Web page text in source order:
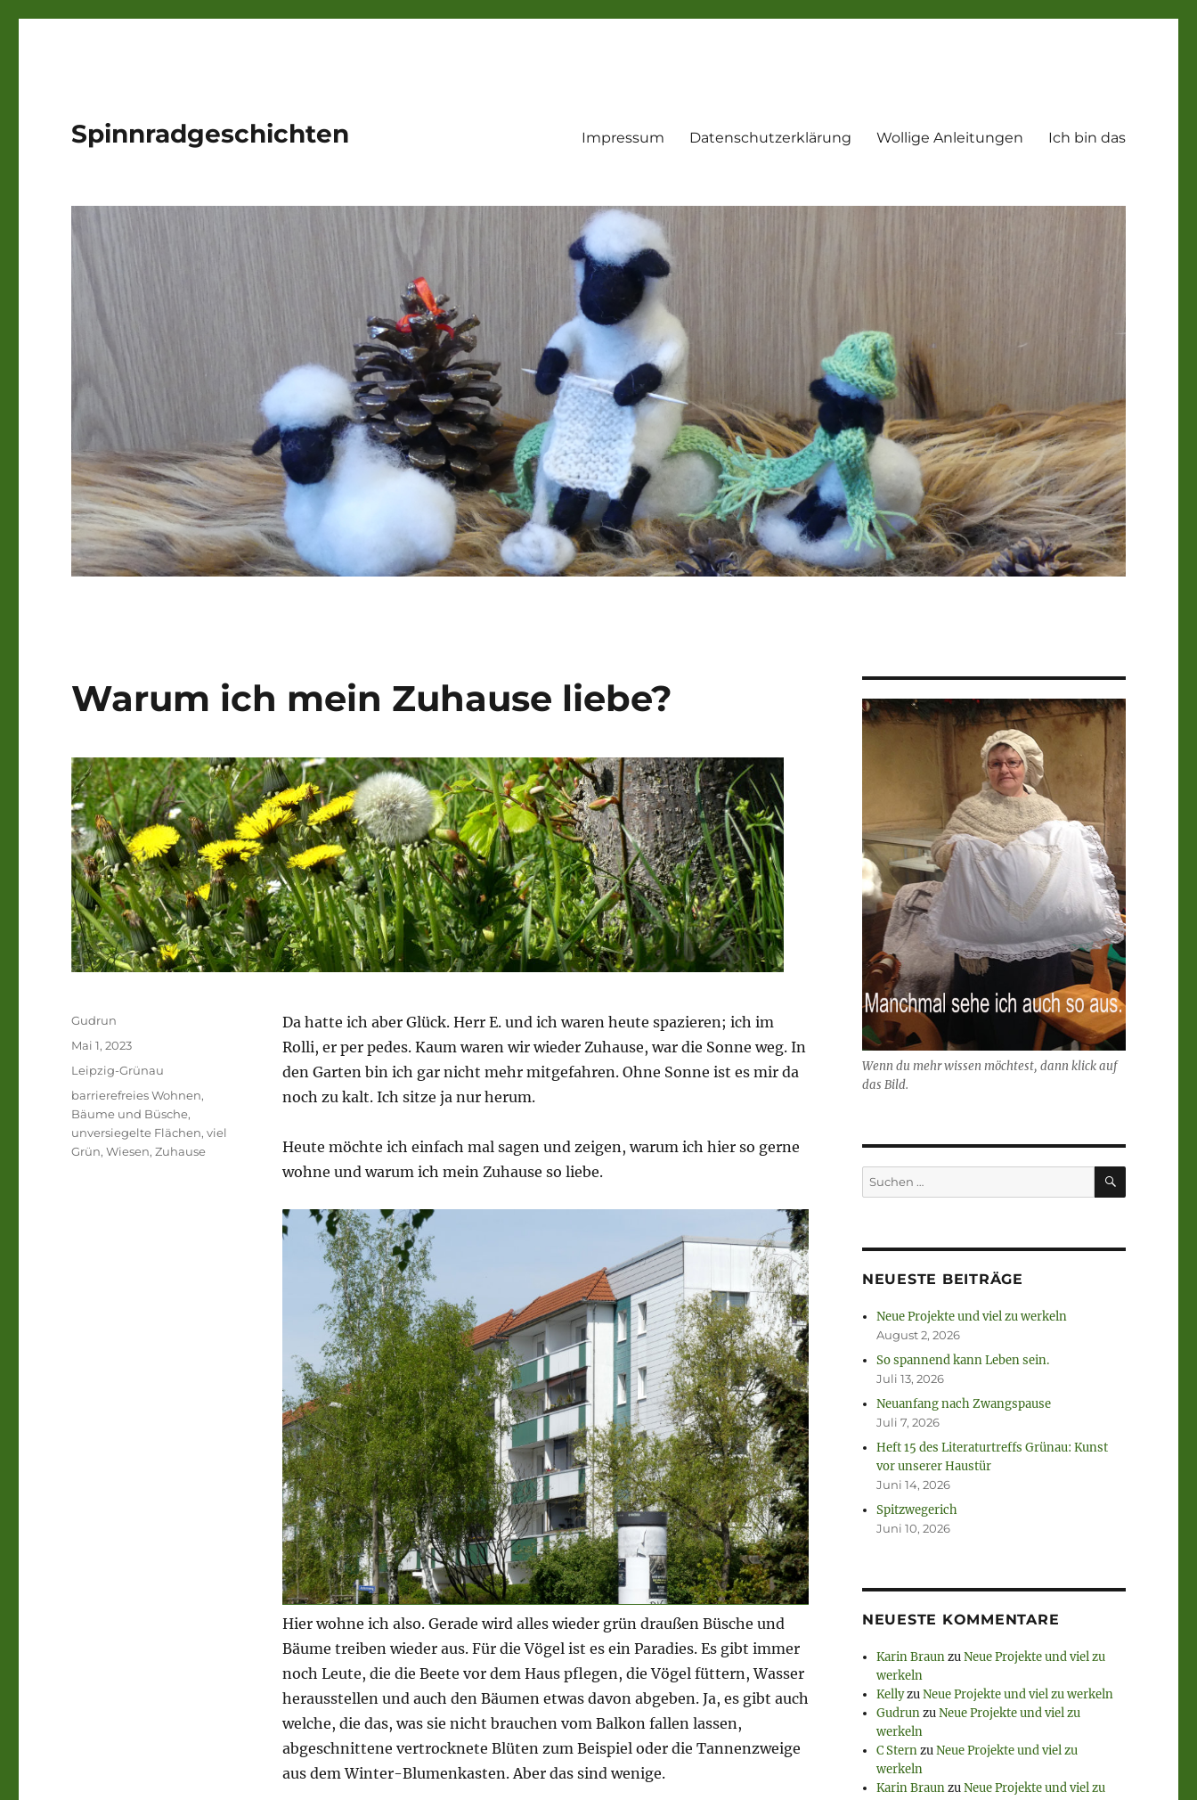
Spinnradgeschichten Impressum Datenschutzerklärung Wollige Anleitungen Ich bin das
Warum ich mein Zuhause liebe?
Da hatte ich aber Glück. Herr E. und ich waren heute spazieren; ich im
Rolli, er per pedes. Kaum waren wir wieder Zuhause, war die Sonne weg. In
den Garten bin ich gar nicht mehr mitgefahren. Ohne Sonne ist es mir da
noch zu kalt. Ich sitze ja nur herum.
Heute möchte ich einfach mal sagen und zeigen, warum ich hier so gerne
wohne und warum ich mein Zuhause so liebe.
Hier wohne ich also. Gerade wird alles wieder grün draußen Büsche und
Bäume treiben wieder aus. Für die Vögel ist es ein Paradies. Es gibt immer
noch Leute, die die Beete vor dem Haus pflegen, die Vögel füttern, Wasser
herausstellen und auch den Bäumen etwas davon abgeben. Ja, es gibt auch
welche, die das, was sie nicht brauchen vom Balkon fallen lassen,
abgeschnittene vertrocknete Blüten zum Beispiel oder die Tannenzweige
aus dem Winter-Blumenkasten. Aber das sind wenige.
Autor
Gudrun
Veröffentlicht
am
Mai 1, 2023
Kategorien
Leipzig-Grünau
Schlagwörter
barrierefreies Wohnen,
Bäume und Büsche,
unversiegelte Flächen,viel
Grün,Wiesen,Zuhause
Wenn du mehr wissen möchtest, dann klick auf
das Bild.
Suchen
nach:
SUCHEN
NEUESTE BEITRÄGE
Neue Projekte und viel zu werkeln
August 2, 2026
So spannend kann Leben sein.
Juli 13, 2026
Neuanfang nach Zwangspause
Juli 7, 2026
Heft 15 des Literaturtreffs Grünau: Kunst
vor unserer Haustür
Juni 14, 2026
Spitzwegerich
Juni 10, 2026
NEUESTE KOMMENTARE
Karin BraunzuNeue Projekte und viel zu
werkeln
KellyzuNeue Projekte und viel zu werkeln
GudrunzuNeue Projekte und viel zu
werkeln
C SternzuNeue Projekte und viel zu
werkeln
Karin BraunzuNeue Projekte und viel zu